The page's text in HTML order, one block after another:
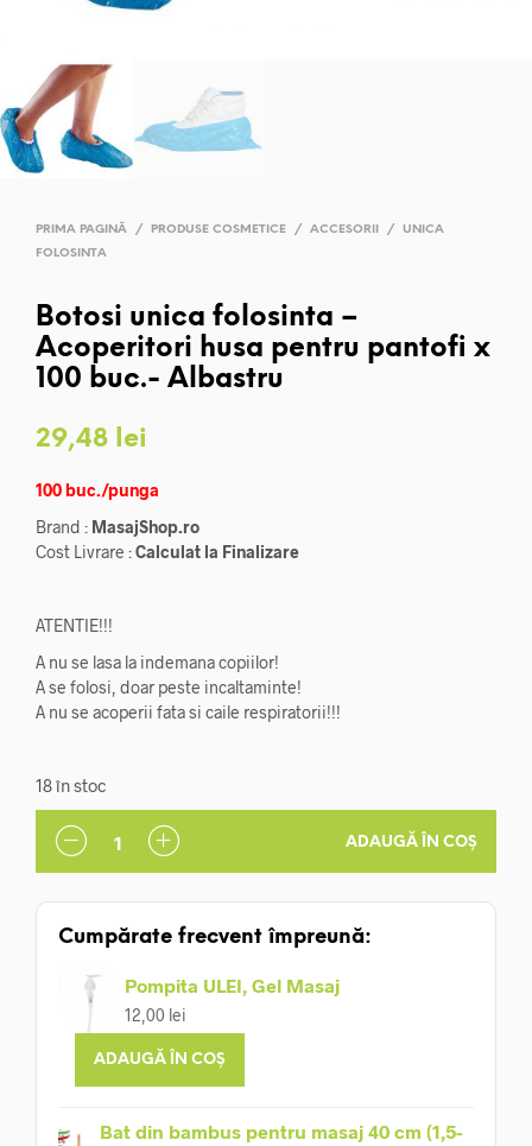
PRIMA PAGINĂ / PRODUSE COSMETICE / ACCESORII /
UNICA
FOLOSINTA
Botosi unica folosinta –
Acoperitori husa pentru pantofi x
100 buc.- Albastru
29,48 lei
100 buc./punga
Brand : MasajShop.ro
Cost Livrare :Calculat la Finalizare
ATENTIE!!!
A nu se lasa la indemana copiilor!
A se folosi, doar peste incaltaminte!
A nu se acoperii fata si caile respiratorii!!!
18 în stoc
ADAUGĂ ÎN COȘ
Cumpărate frecvent împreună:
Pompita ULEI, Gel Masaj
12,00 lei
ADAUGĂ ÎN COȘ
Bat din bambus pentru masaj 40 cm (1,5-